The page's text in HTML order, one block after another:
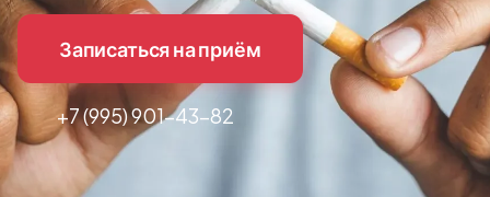
Записаться на приём
+7 (995) 901-43-82